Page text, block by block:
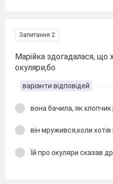
Запитання 2
Марійка здогадалася, що
окуляри,бо
варіанти відповідей
вона бачила, як хлопчик
він мружився,коли хотів
Їй про окуляри сказав